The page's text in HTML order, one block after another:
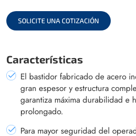
SOLICITE UNA COTIZACIÓN
Características
El bastidor fabricado de acero
gran espesor y estructura
garantiza máxima durabilidad e
prolongado.
Para mayor seguridad del